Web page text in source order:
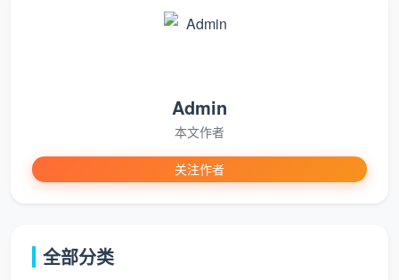
步拆解报价背后的秘密
有人报60元/小时，差的绝不是“老板心黑不黑”，而是以
下三个你看不见的层面。
第一步：看钱到底进了谁的口袋——平台转包 vs 员工
直营
兼职人员。保洁员实际到手可能只有20多元一小时，自
Admin
本文作者
关注作者
全部分类